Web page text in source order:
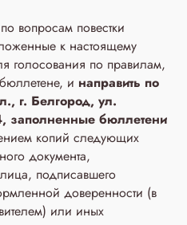
вопросам повестки
к настоящему
голосования по правилам,
и направить по
г. Белгород, ул.
заполненные бюллетени
копий следующих
документа,
подписавшего
доверенности (в
или иных